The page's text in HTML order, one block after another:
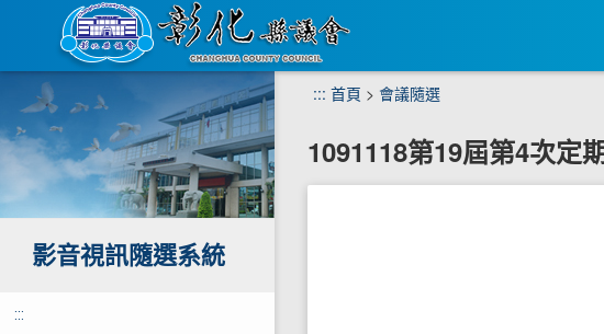
主
要
容
區
影音視訊隨選系統
:::
::: 首頁 > 會議隨選
1091118第19屆第4次定